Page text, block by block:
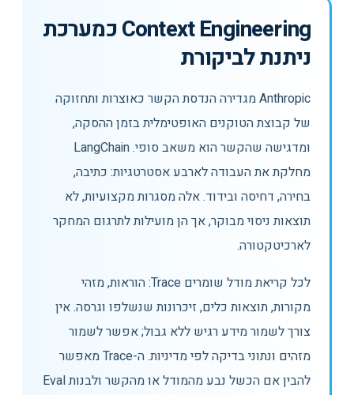
Context Engineering כמערכת
ניתנת לביקורת
Anthropic מגדירה הנדסת הקשר כאוצרות ותחזוקה
של קבוצת הטוקנים האופטימלית בזמן ההסקה,
ומדגישה שהקשר הוא משאב סופי. LangChain
מחלקת את העבודה לארבע אסטרטגיות: כתיבה,
בחירה, דחיסה ובידוד. אלה מסגרות מקצועיות, לא
תוצאות ניסוי מבוקר, אך הן מועילות לתרגום המחקר
לארכיטקטורה.
לכל קריאת מודל שומרים Trace: הוראות, מזהי
מקורות, תוצאות כלים, זיכרונות שנשלפו וגרסה. אין
צורך לשמור מידע רגיש ללא גבול; אפשר לשמור
מזהים ונתוני בדיקה לפי מדיניות. ה-Trace מאפשר
להבין אם הכשל נבע מהמודל או מהקשר ולבנות Eval